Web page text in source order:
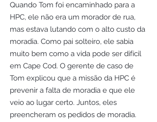
Quando Tom foi encaminhado para a
HPC, ele não era um morador de rua,
mas estava lutando com o alto custo da
moradia. Como pai solteiro, ele sabia
muito bem como a vida pode ser difícil
em Cape Cod. O gerente de caso de
Tom explicou que a missão da HPC é
prevenir a falta de moradia e que ele
veio ao lugar certo. Juntos, eles
preencheram os pedidos de moradia.